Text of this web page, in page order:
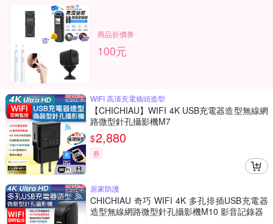
商品折價券
100元
WIFI 高清充電插頭造型
【CHICHIAU】WIFI 4K USB充電器造型無線網
路微型針孔攝影機M7
$2,880
券
居家防護
CHICHIAU 奇巧 WIFI 4K 多孔排插USB充電器
造型無線網路微型針孔攝影機M10 影音記錄器